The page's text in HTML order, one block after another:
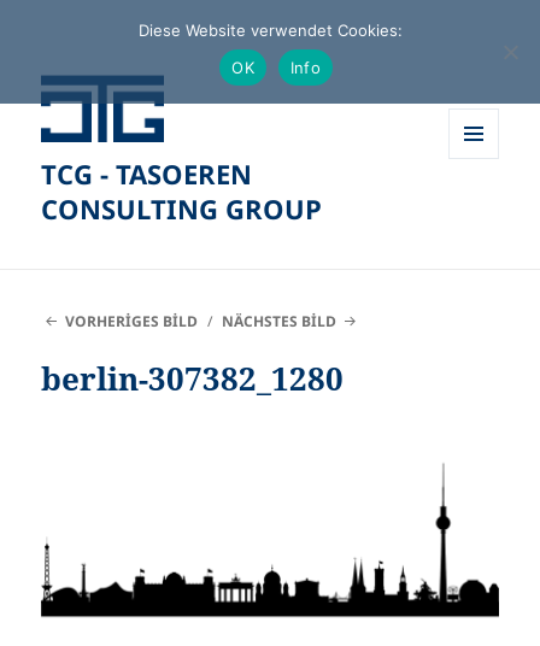
TCG - TASOEREN
CONSULTING GROUP
VORHERIGES BILD NÄCHSTES BILD
berlin-307382_1280
Diese Website verwendet Cookies:
OK
Info